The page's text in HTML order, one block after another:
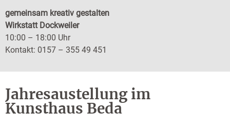
gemeinsam kreativ gestalten
Wirkstatt Dockweiler
10:00 – 18:00 Uhr
Kontakt: 0157 – 355 49 451
Jahresaustellung im
Kunsthaus Beda